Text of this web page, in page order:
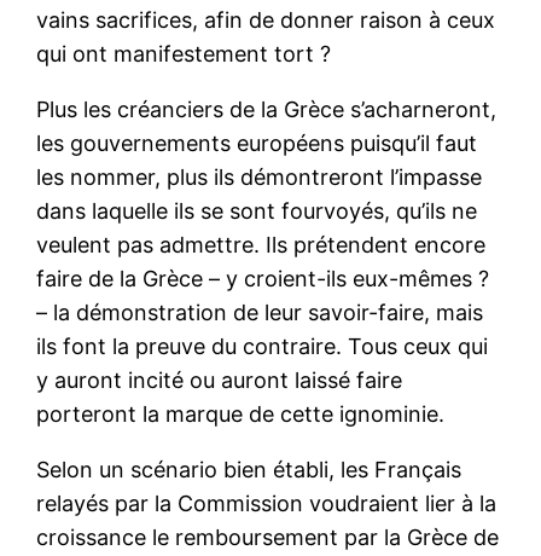
vains sacrifices, afin de donner raison à ceux
qui ont manifestement tort ?
Plus les créanciers de la Grèce s’acharneront,
les gouvernements européens puisqu’il faut
les nommer, plus ils démontreront l’impasse
dans laquelle ils se sont fourvoyés, qu’ils ne
veulent pas admettre. Ils prétendent encore
faire de la Grèce – y croient-ils eux-mêmes ?
– la démonstration de leur savoir-faire, mais
ils font la preuve du contraire. Tous ceux qui
y auront incité ou auront laissé faire
porteront la marque de cette ignominie.
Selon un scénario bien établi, les Français
relayés par la Commission voudraient lier à la
croissance le remboursement par la Grèce de